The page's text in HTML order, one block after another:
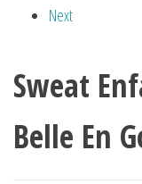
Next
Sweat
Belle En